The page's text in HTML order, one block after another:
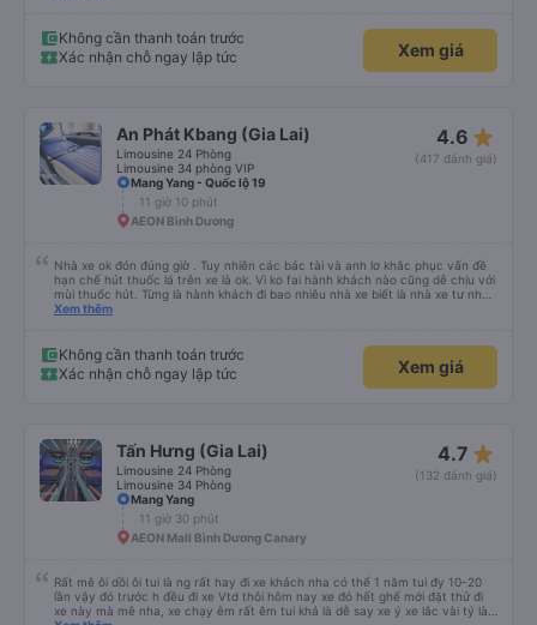
Không cần thanh toán trước
Xác nhận chỗ ngay lập tức
Xem giá
An Phát Kbang (Gia Lai)
Limousine 24 Phòng
Limousine 34 phòng VIP
4.6 star_rate
(417 đánh giá)
Mang Yang - Quốc lộ 19
11 giờ 10 phút
AEON Bình Dương
Nhà xe ok đón đúng giờ . Tuy nhiên các bác tài và anh lơ khắc phục vấn đề
hạn chế hút thuốc lá trên xe là ok. Vì ko fai hành khách nào cũng dễ chịu với
mùi thuốc hút. Từng là hành khách đi bao nhiêu nhà xe biết là nhà xe tư nhân
, nhưng hãy theo cách vận hành của Phương Trang Busline, từ tổng đài cho
Xem thêm
Không cần thanh toán trước
Xác nhận chỗ ngay lập tức
Xem giá
Tấn Hưng (Gia Lai)
Limousine 24 Phòng
Limousine 34 Phòng
4.7 star_rate
(132 đánh giá)
Mang Yang
11 giờ 30 phút
AEON Mall Bình Dương Canary
Rất mê ôi dồi ôi tui là ng rất hay đi xe khách nha có thể 1 năm tui đy 10-20
lần vậy đó trước h đều đi xe Vtd thôi hôm nay xe đó hết ghế mới đặt thử đi
xe này mà mê nha, xe chạy êm rất êm tui khá là dễ say xe ý xe lắc vài tý là